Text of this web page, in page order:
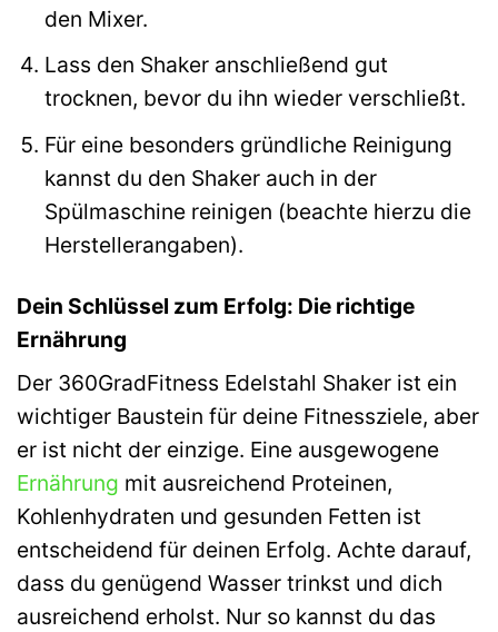
den Mixer.
Lass den Shaker anschließend gut
trocknen, bevor du ihn wieder verschließt.
Für eine besonders gründliche Reinigung
kannst du den Shaker auch in der
Spülmaschine reinigen (beachte hierzu die
Herstellerangaben).
Dein Schlüssel zum Erfolg: Die richtige
Ernährung
Der 360GradFitness Edelstahl Shaker ist ein
wichtiger Baustein für deine Fitnessziele, aber
er ist nicht der einzige. Eine ausgewogene
Ernährung mit ausreichend Proteinen,
Kohlenhydraten und gesunden Fetten ist
entscheidend für deinen Erfolg. Achte darauf,
dass du genügend Wasser trinkst und dich
ausreichend erholst. Nur so kannst du das